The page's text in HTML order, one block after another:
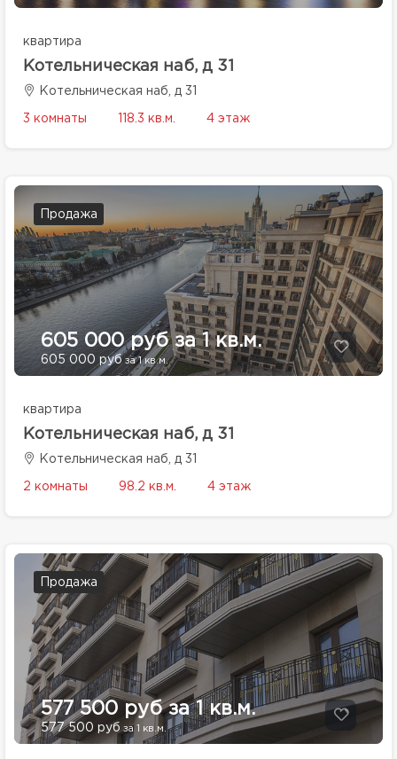
квартира
Котельническая наб, д 31
Котельническая наб, д 31
3 комнаты 118.3 кв.м. 4 этаж
Продажа
605 000 руб за 1 кв.м.
605 000 руб за 1 кв.м.
квартира
Котельническая наб, д 31
Котельническая наб, д 31
2 комнаты 98.2 кв.м. 4 этаж
Продажа
577 500 руб за 1 кв.м.
577 500 руб за 1 кв.м.